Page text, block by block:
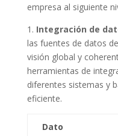
empresa ​al siguiente
1. Integración de
‌las fuentes de datos
visión global y
herramientas de
diferentes sistemas y
eficiente.
Dato